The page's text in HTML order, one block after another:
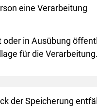
eine Verarbeitung
in Ausübung
für die Verarbeitung.
der Speicherung